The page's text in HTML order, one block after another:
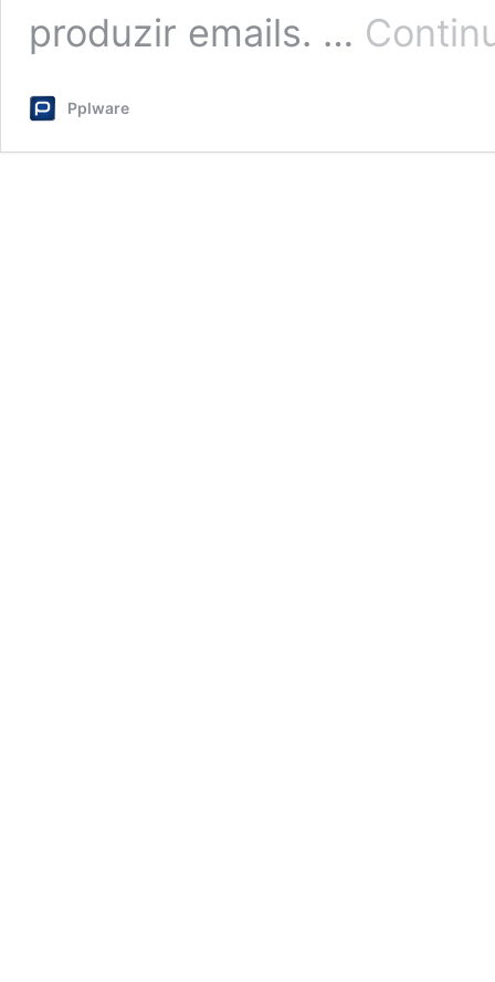
produzir emails. …
Pplware